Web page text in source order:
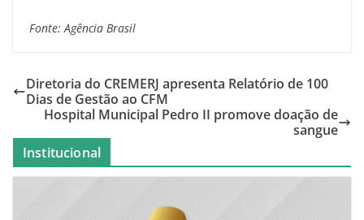
Fonte: Agência Brasil
Diretoria do CREMERJ apresenta Relatório de 100
Dias de Gestão ao CFM
Hospital Municipal Pedro II promove doação de
sangue
Institucional